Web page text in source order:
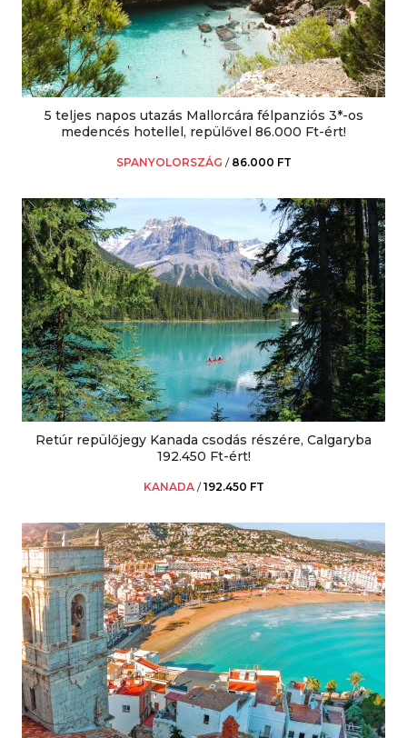
5 teljes napos utazás Mallorcára félpanziós 3*-os
medencés hotellel, repülővel 86.000 Ft-ért!
SPANYOLORSZÁG / 86.000 FT
Retúr repülőjegy Kanada csodás részére, Calgaryba
192.450 Ft-ért!
KANADA /192.450 FT